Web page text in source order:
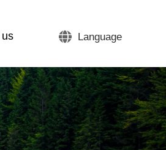
Language